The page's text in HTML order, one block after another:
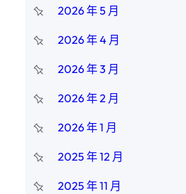
2026 年 5 月
2026 年 4 月
2026 年 3 月
2026 年 2 月
2026 年 1 月
2025 年 12 月
2025 年 11 月